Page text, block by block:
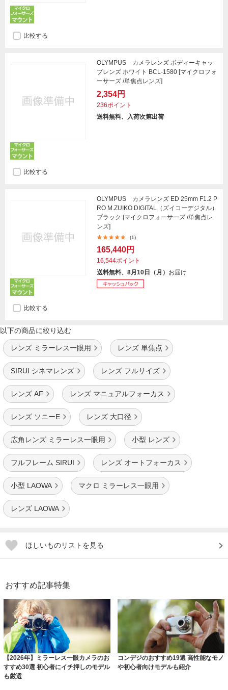
比較する
OLYMPUS カメラレンズ ボディーキャッ
プレンズ ホワイト BCL-1580 [マイクロフォ
ーサーズ /単焦点レンズ]
2,354円
236ポイント
送料無料、入荷次第出荷
比較する
OLYMPUS カメラレンズ ED 25mm F1.2 P
RO M.ZUIKO DIGITAL（ズイコーデジタル）
ブラック [マイクロフォーサーズ /単焦点レ
ンズ]
(1)
165,440円
16,544ポイント
送料無料、8月10日（月） お届け
比較する
以下の商品に絞り込む
レンズ ミラーレス一眼用 レンズ 単焦点
SIRUI シネマレンズ レンズ フルサイズ
レンズ AF レンズ マニュアルフォーカス
レンズ ソニーE レンズ 大口径
広角レンズ ミラーレス一眼用 小型 レンズ
フルフレーム SIRUI レンズ オートフォーカス
小型 LAOWA マクロ ミラーレス一眼用
レンズ LAOWA
ほしいものリストを見る
おすすめ記事特集
【2026年】ミラーレス一眼カメラのお
すすめ30選 初心者にイチ押しのモデル
も厳選
コンデジのおすすめ19選 高性能なモノ
や初心者向けモデルも紹介